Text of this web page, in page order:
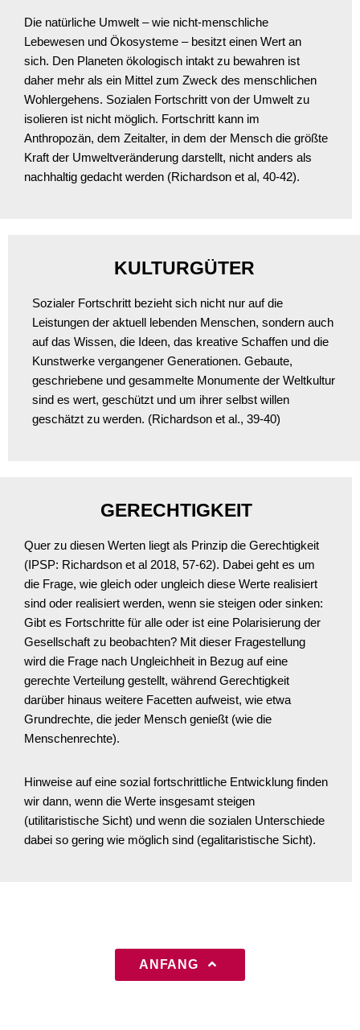
Die natürliche Umwelt – wie nicht-menschliche
Lebewesen und Ökosysteme – besitzt einen Wert an
sich. Den Planeten ökologisch intakt zu bewahren ist
daher mehr als ein Mittel zum Zweck des menschlichen
Wohlergehens. Sozialen Fortschritt von der Umwelt zu
isolieren ist nicht möglich. Fortschritt kann im
Anthropozän, dem Zeitalter, in dem der Mensch die größte
Kraft der Umweltveränderung darstellt, nicht anders als
nachhaltig gedacht werden (Richardson et al, 40-42).
KULTURGÜTER
Sozialer Fortschritt bezieht sich nicht nur auf die
Leistungen der aktuell lebenden Menschen, sondern auch
auf das Wissen, die Ideen, das kreative Schaffen und die
Kunstwerke vergangener Generationen. Gebaute,
geschriebene und gesammelte Monumente der Weltkultur
sind es wert, geschützt und um ihrer selbst willen
geschätzt zu werden. (Richardson et al., 39-40)
GERECHTIGKEIT
Quer zu diesen Werten liegt als Prinzip die Gerechtigkeit
(IPSP: Richardson et al 2018, 57-62). Dabei geht es um
die Frage, wie gleich oder ungleich diese Werte realisiert
sind oder realisiert werden, wenn sie steigen oder sinken:
Gibt es Fortschritte für alle oder ist eine Polarisierung der
Gesellschaft zu beobachten? Mit dieser Fragestellung
wird die Frage nach Ungleichheit in Bezug auf eine
gerechte Verteilung gestellt, während Gerechtigkeit
darüber hinaus weitere Facetten aufweist, wie etwa
Grundrechte, die jeder Mensch genießt (wie die
Menschenrechte).
Hinweise auf eine sozial fortschrittliche Entwicklung finden
wir dann, wenn die Werte insgesamt steigen
(utilitaristische Sicht) und wenn die sozialen Unterschiede
dabei so gering wie möglich sind (egalitaristische Sicht).
ANFANG